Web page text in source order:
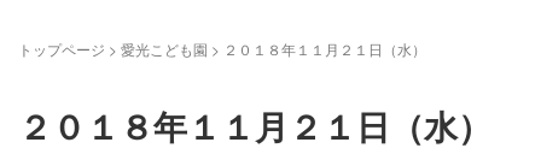
トップページ > 愛光こども園 > ２０１８年１１月２１日（水）
２０１８年１１月２１日（水）